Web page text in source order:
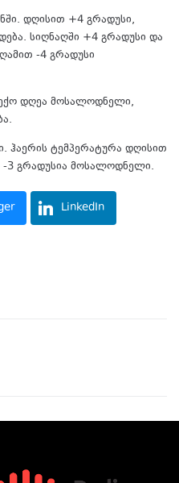
დღისით +4 გრადუსი,
სიღნაღში +4 გრადუსი და
-4 გრადუსი
დღეა მოსალოდნელი,
ჰაერის ტემპერატურა დღისით
-3 გრადუსია მოსალოდნელი.
LinkedIn